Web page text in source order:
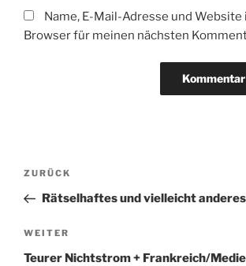
Name, E-Mail-Adresse und Website
Browser für meinen nächsten
Beitragsnavigation
Vorheriger
Beitrag
ZURÜCK
Rätselhaftes und vielleicht anderes
Nächster
Beitrag
WEITER
Teurer Nichtstrom + Frankreich/